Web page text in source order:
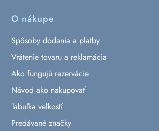
O nákupe
Spôsoby dodania a platby
Vrátenie tovaru a reklamácia
Ako fungujú rezervácie
Návod ako nakupovať
Tabuľka veľkostí
Predávané značky